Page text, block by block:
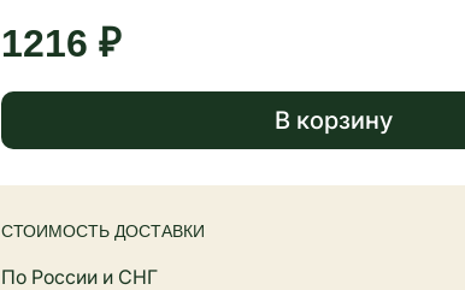
1216 ₽
В корзину
СТОИМОСТЬ ДОСТАВКИ
По России и СНГ